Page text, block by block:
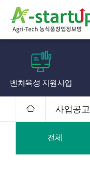
벤처육성 지원사업
사업공고
전체